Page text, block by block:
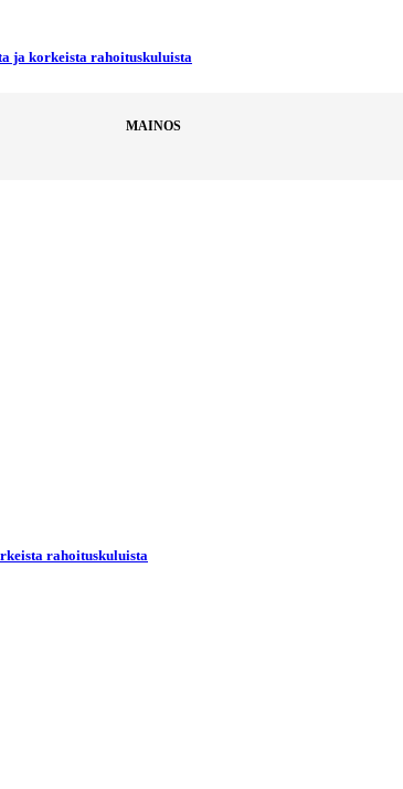
ja korkeista rahoituskuluista
MAINOS
rahoituskuluista